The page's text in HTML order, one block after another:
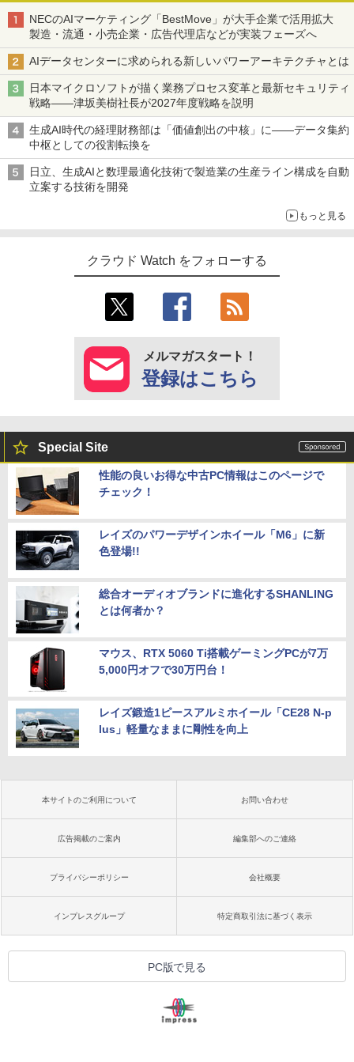
NECのAIマーケティング「BestMove」が大手企業で活用拡大
製造・流通・小売企業・広告代理店などが実装フェーズへ
AIデータセンターに求められる新しいパワーアーキテクチャとは
日本マイクロソフトが描く業務プロセス変革と最新セキュリティ
戦略――津坂美樹社長が2027年度戦略を説明
生成AI時代の経理財務部は「価値創出の中核」に――データ集約
中枢としての役割転換を
日立、生成AIと数理最適化技術で製造業の生産ライン構成を自動
立案する技術を開発
もっと見る
クラウド Watch をフォローする
メルマガスタート！
登録はこちら
Special Site
性能の良いお得な中古PC情報はこのページで
チェック！
レイズのパワーデザインホイール「M6」に新
色登場!!
総合オーディオブランドに進化するSHANLING
とは何者か？
マウス、RTX 5060 Ti搭載ゲーミングPCが7万
5,000円オフで30万円台！
レイズ鍛造1ピースアルミホイール「CE28 N-p
lus」軽量なままに剛性を向上
本サイトのご利用について お問い合わせ
広告掲載のご案内 編集部へのご連絡
プライバシーポリシー 会社概要
インプレスグループ 特定商取引法に基づく表示
PC版で見る